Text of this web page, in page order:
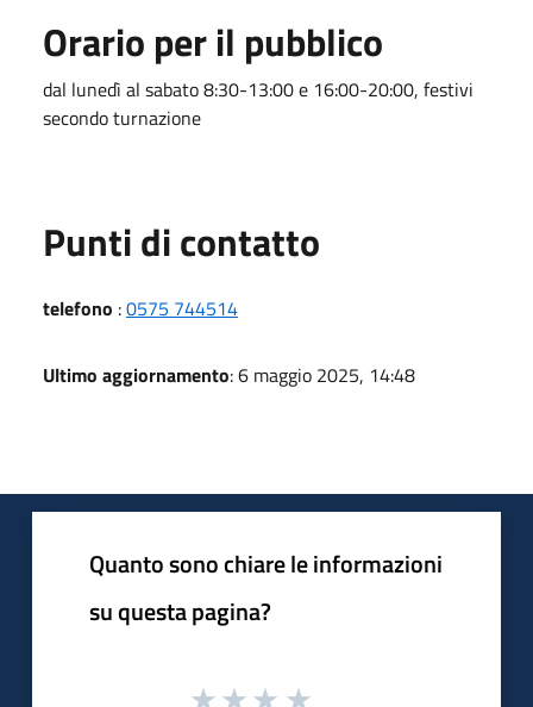
Orario per il pubblico
dal lunedì al sabato 8:30-13:00 e 16:00-20:00, festivi
secondo turnazione
Punti di contatto
telefono :0575 744514
Ultimo aggiornamento: 6 maggio 2025, 14:48
Quanto sono chiare le informazioni
su questa pagina?